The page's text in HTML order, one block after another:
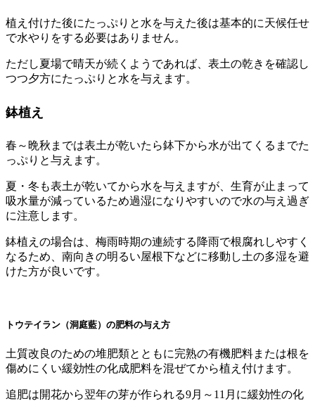
植え付けた後にたっぷりと水を与えた後は基本的に天候任せ
で水やりをする必要はありません。
ただし夏場で晴天が続くようであれば、表土の乾きを確認し
つつ夕方にたっぷりと水を与えます。
鉢植え
春～晩秋までは表土が乾いたら鉢下から水が出てくるまでた
っぷりと与えます。
夏・冬も表土が乾いてから水を与えますが、生育が止まって
吸水量が減っているため過湿になりやすいので水の与え過ぎ
に注意します。
鉢植えの場合は、梅雨時期の連続する降雨で根腐れしやすく
なるため、南向きの明るい屋根下などに移動し土の多湿を避
けた方が良いです。
トウテイラン（洞庭藍）の肥料の与え方
土質改良のための堆肥類とともに完熟の有機肥料または根を
傷めにくい緩効性の化成肥料を混ぜてから植え付けます。
追肥は開花から翌年の芽が作られる9月～11月に緩効性の化